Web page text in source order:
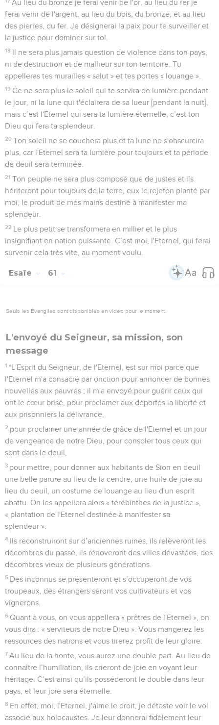
Au lieu du bronze je ferai venir de l'or, au lieu du fer je
ferai venir de l'argent, au lieu du bois, du bronze, et au lieu
des pierres, du fer. Je désignerai la paix pour te surveiller et
la justice pour dominer sur toi.
18 Il ne sera plus jamais question de violence dans ton pays,
ni de destruction et de malheur sur ton territoire. Tu
appelleras tes murailles « salut » et tes portes « louange ».
19 Ce ne sera plus le soleil qui te servira de lumière pendant
le jour, ni la lune qui t'éclairera de sa lueur [pendant la nuit],
mais c’est l'Eternel qui sera ta lumière éternelle, c’est ton
Dieu qui fera ta splendeur.
20 Ton soleil ne se couchera plus et ta lune ne s'obscurcira
plus, car l'Eternel sera ta lumière pour toujours et ta période
de deuil sera terminée.
21 Ton peuple ne sera plus composé que de justes et ils
hériteront pour toujours de la terre, eux le rejeton planté par
moi, le produit de mes mains destiné à manifester ma
splendeur.
22 Le plus petit se transformera en millier et le plus
insignifiant en nation puissante. C’est moi, l'Eternel, qui ferai
survenir cela très vite, au moment voulu.
Esaïe 61
Seuls les Évangiles sont disponibles en vidéo pour le moment.
L'envoyé du Seigneur, sa mission, son
message
1 *L'Esprit du Seigneur, de l'Eternel, est sur moi parce que
l'Eternel m'a consacré par onction pour annoncer de bonnes
nouvelles aux pauvres ; il m'a envoyé pour guérir ceux qui
ont le cœur brisé, pour proclamer aux déportés la liberté et
aux prisonniers la délivrance,
2 pour proclamer une année de grâce de l'Eternel et un jour
de vengeance de notre Dieu, pour consoler tous ceux qui
sont dans le deuil,
3 pour mettre, pour donner aux habitants de Sion en deuil
une belle parure au lieu de la cendre, une huile de joie au
lieu du deuil, un costume de louange au lieu d'un esprit
abattu. On les appellera alors « térébinthes de la justice »,
« plantation de l'Eternel destinée à manifester sa
splendeur ».
4 Ils reconstruiront sur d’anciennes ruines, ils relèveront les
décombres du passé, ils rénoveront des villes dévastées, des
décombres vieux de plusieurs générations.
5 Des inconnus se présenteront et s’occuperont de vos
troupeaux, des étrangers seront vos cultivateurs et vos
vignerons.
6 Quant à vous, on vous appellera « prêtres de l'Eternel », on
vous dira : « serviteurs de notre Dieu ». Vous mangerez les
ressources des nations et vous tirerez profit de leur gloire.
7 Au lieu de la honte, vous aurez une double part. Au lieu de
connaître l’humiliation, ils crieront de joie en voyant leur
héritage. C’est ainsi qu’ils posséderont le double dans leur
pays, et leur joie sera éternelle.
8 En effet, moi, l'Eternel, j'aime le droit, je déteste voir le vol
associé aux holocaustes. Je leur donnerai fidèlement leur